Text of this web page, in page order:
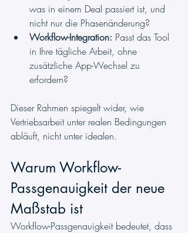
was in einem Deal passiert ist, und
nicht nur die Phasenänderung?
Workflow-Integration: Passt das Tool
in Ihre tägliche Arbeit, ohne
zusätzliche App-Wechsel zu
erfordern?
Dieser Rahmen spiegelt wider, wie
Vertriebsarbeit unter realen Bedingungen
abläuft, nicht unter idealen.
Warum Workflow-
Passgenauigkeit der neue
Maßstab ist
Workflow-Passgenauigkeit bedeutet, dass